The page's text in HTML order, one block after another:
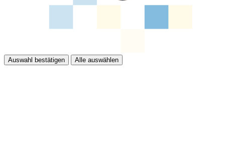
Auswahl bestätigen Alle auswählen